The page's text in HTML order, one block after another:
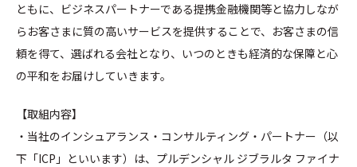
ともに、ビジネスパートナーである提携金融機関等と協力しなが
らお客さまに質の高いサービスを提供することで、お客さまの信
頼を得て、選ばれる会社となり、いつのときも経済的な保障と心
の平和をお届けしていきます。
【取組内容】
・当社のインシュアランス・コンサルティング・パートナー（以
下「ICP」といいます）は、プルデンシャル ジブラルタ ファイナ